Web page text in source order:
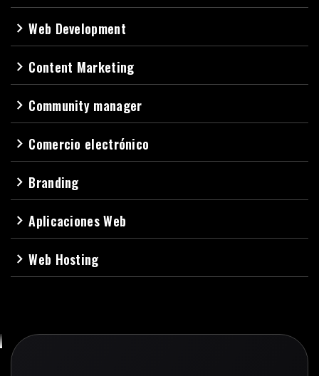
navigate_nextWeb Development
navigate_next Content Marketing
navigate_next Community manager
navigate_next Comercio electrónico
navigate_next Branding
navigate_nextAplicaciones Web
navigate_nextWeb Hosting